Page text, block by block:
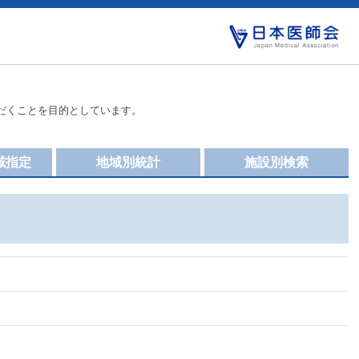
ことを目的としています。
施設別検索
地域別統計
指定